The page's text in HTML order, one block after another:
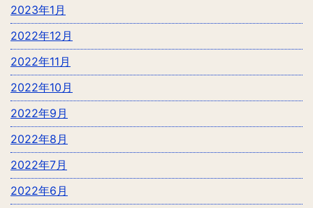
2023年1月
2022年12月
2022年11月
2022年10月
2022年9月
2022年8月
2022年7月
2022年6月